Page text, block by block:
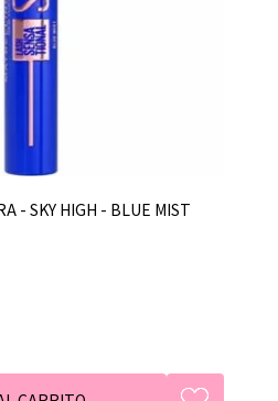
- SKY HIGH - BLUE MIST